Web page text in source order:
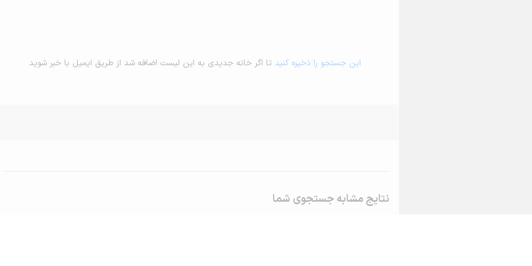
این جستجو را ذخیره کنید تا اگر خانه جدیدی به این لیست اضافه شد از طریق ایمیل با خبر شوید
نتایج مشابه جستجوی شما